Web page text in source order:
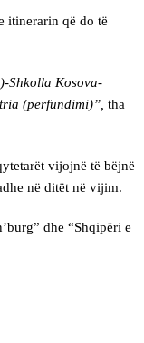
itinerarin që do të
Shkolla Kosova-
(perfundimi)”, tha
vijojnë të bëjnë
në ditët në vijim.
dhe “Shqipëri e